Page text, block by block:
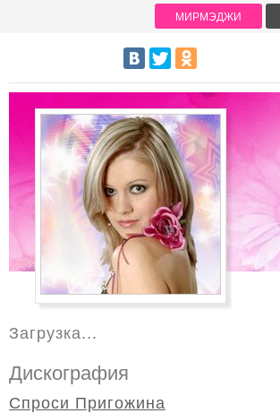
Загрузка...
Дискография
Спроси Пригожина
МИРМЭДЖИ